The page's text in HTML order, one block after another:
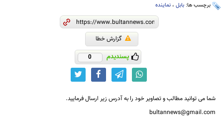
برچسب ها: بابل ، نماینده
گزارش خطا
پسندیدم 0
شما می توانید مطالب و تصاویر خود را به آدرس زیر ارسال فرمایید.
bultannews@gmail.com